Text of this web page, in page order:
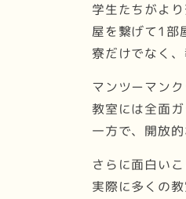
学生たちがよ
屋を繋げて1部
寮だけでなく
マンツーマン
教室には全面
一方で、開放
さらに面白い
実際に多くの